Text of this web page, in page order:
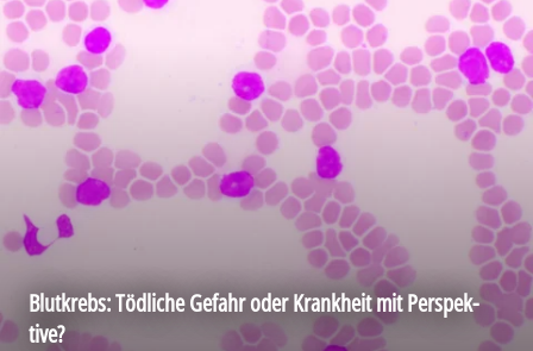
Blut­krebs: Töd­li­che Ge­fahr oder Krank­heit mit Per­spek­
tive?